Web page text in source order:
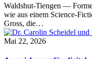
Waldshut-Tiengen —
wie aus einem Science-
Gross, die…
Mai 22, 2026